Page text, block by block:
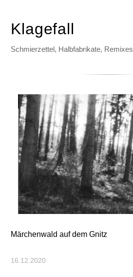
Klagefall
Schmierzettel, Halbfabrikate, Remixes
Märchenwald auf dem Gnitz
16.12.2020